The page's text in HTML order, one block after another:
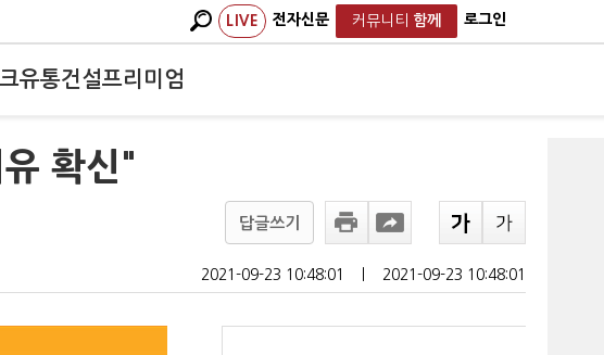
LIVE 전자신문 커뮤니티 함께 로그인
유통건설프리미엄
확신"
답글쓰기
2021-09-23 10:48:01 2021-09-23 10:48:01